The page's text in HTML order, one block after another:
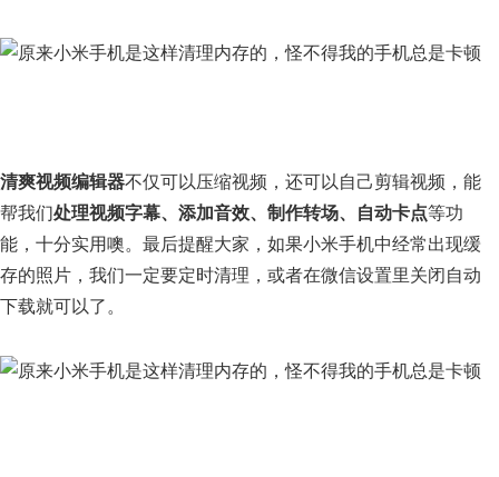
清爽视频编辑器不仅可以压缩视频，还可以自己剪辑视频，能
帮我们处理视频字幕、添加音效、制作转场、自动卡点等功
能，十分实用噢。最后提醒大家，如果小米手机中经常出现缓
存的照片，我们一定要定时清理，或者在微信设置里关闭自动
下载就可以了。